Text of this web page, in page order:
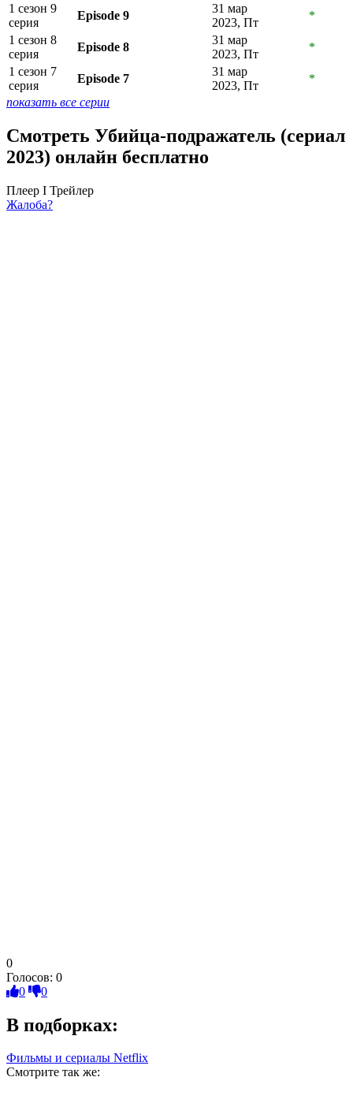
1 сезон 9
серия
Episode 9
31 мар
2023, Пт
*
1 сезон 8
серия
Episode 8
31 мар
2023, Пт
*
1 сезон 7
серия
Episode 7
31 мар
2023, Пт
*
показать все серии
Смотреть Убийца-подражатель (сериал
2023) онлайн бесплатно
Плеер I Трейлер
Жалоба?
0
Голосов: 0
0
0
В подборках:
Фильмы и сериалы Netflix
Смотрите так же: